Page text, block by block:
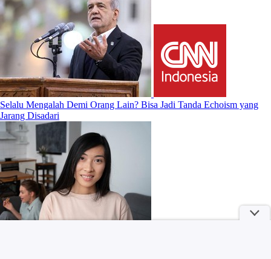
Selalu Mengalah Demi Orang Lain? Bisa Jadi Tanda Echoism yang
Jarang Disadari